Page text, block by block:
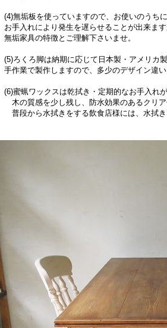
(4)無垢板を使っていますので、お使いのうち
お手入れにより発生を遅らせることが出来ます
無垢家具の特徴とご理解下さいませ。
(5)ろくろ脚は納期に応じて日本製・アメリカ製
手作業で製作しますので、多少のデザイン違い
(6)蜜蝋ワックスは乾拭き・定期的なお手入れ
木の質感を少し残し、防水効果のあるクリア
普段から水拭きをする飲食店様には、水拭き